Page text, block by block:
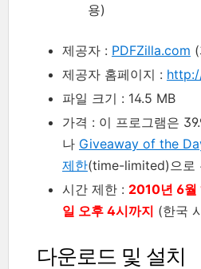
용)
제공자 : PDFZilla.com
제공자 홈페이지 :
파일 크기 : 14.5 MB
가격 : 이 프로그램은
나 Giveaway of the
제한(time-limited)으로
시간 제한 : 2010년 6월
일 오후 4시까지 (한국
다운로드 및 설치